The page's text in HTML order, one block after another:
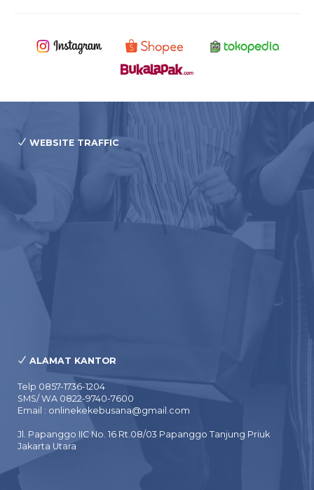
WEBSITE TRAFFIC
ALAMAT KANTOR
Telp 0857-1736-1204
SMS/ WA 0822-9740-7600
Email : onlinekekebusana@gmail.com
Jl. Papanggo IIC No. 16 Rt.08/03 Papanggo Tanjung Priuk
Jakarta Utara